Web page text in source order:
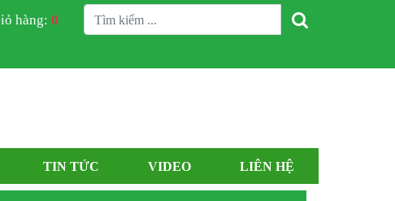
hàng:0
TIN TỨC VIDEO LIÊN HỆ